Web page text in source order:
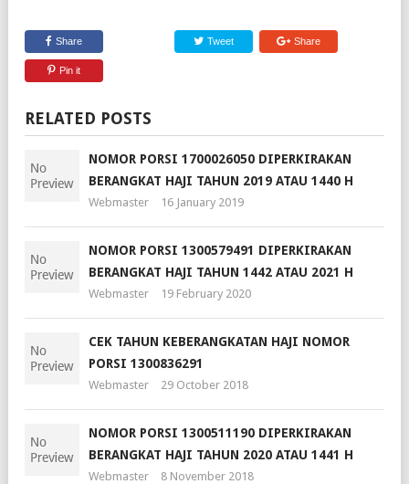
Share Tweet Share
Pin it
RELATED POSTS
NOMOR PORSI 1700026050 DIPERKIRAKAN
BERANGKAT HAJI TAHUN 2019 ATAU 1440 H
Webmaster 16 January 2019
NOMOR PORSI 1300579491 DIPERKIRAKAN
BERANGKAT HAJI TAHUN 1442 ATAU 2021 H
Webmaster 19 February 2020
CEK TAHUN KEBERANGKATAN HAJI NOMOR
PORSI 1300836291
Webmaster 29 October 2018
NOMOR PORSI 1300511190 DIPERKIRAKAN
BERANGKAT HAJI TAHUN 2020 ATAU 1441 H
Webmaster 8 November 2018